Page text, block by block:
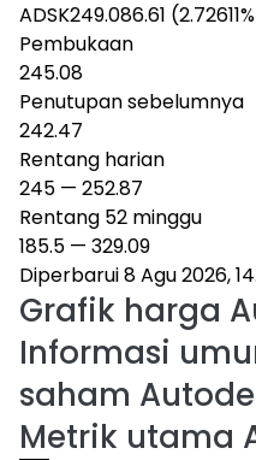
ADSK249.086.61
Pembukaan
245.08
Penutupan sebelumnya
242.47
Rentang harian
245 — 252.87
Rentang 52 minggu
185.5 — 329.09
Diperbarui 8 Agu 2026,
Grafik harga
Informasi
saham
Metrik utama